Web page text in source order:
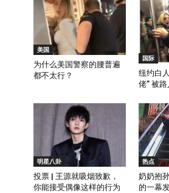
美国
为什么美国警察的腰普遍
都不太行？
国际
纽约白
佬” 被
明星八卦
投票 | 王源就吸烟致歉，
你能接受偶像这样的行为
热点
奶奶抱
的一幕